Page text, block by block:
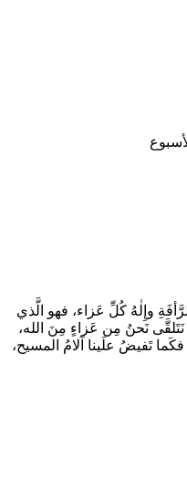
وإِلٰهُ كُلِّ عَزاء، فهو الَّذي
نَتَلقَّى نَحنُ مِن عَزاءٍ مِنَ الله،
تَفيضُ علَينا آلامُ المسيح،